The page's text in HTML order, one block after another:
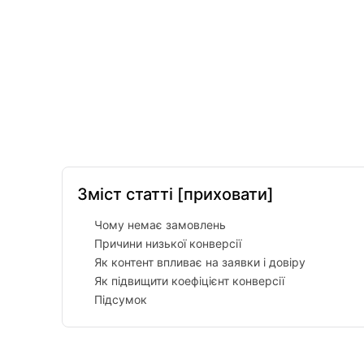
Зміст статті [приховати]
Чому немає замовлень
Причини низької конверсії
Як контент впливає на заявки і довіру
Як підвищити коефіцієнт конверсії
Підсумок